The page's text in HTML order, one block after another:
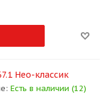
Нео-классик
Есть в наличии (12)